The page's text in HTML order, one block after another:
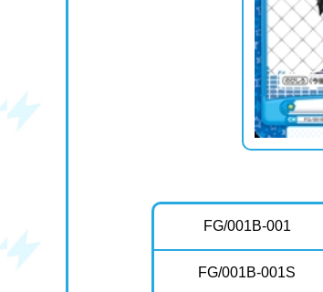
FG/001B-001
FG/001B-001S